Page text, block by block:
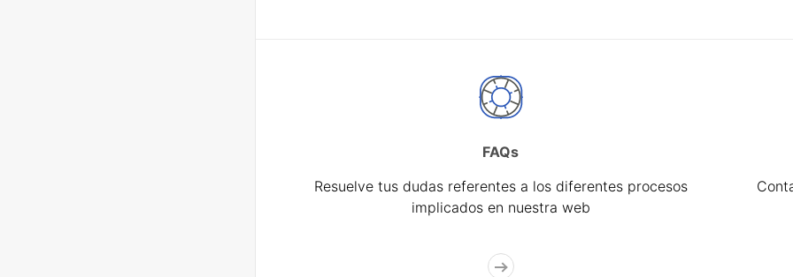
FAQs
Resuelve tus dudas referentes a los diferentes procesos
implicados en nuestra web